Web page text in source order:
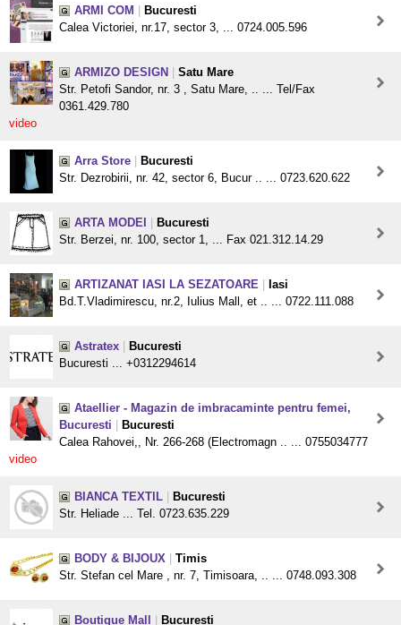
ARMI COM
Bucuresti
Calea Victoriei, nr.17, sector 3, ... 0724.005.596
ARMIZO DESIGN
Satu Mare
Str. Petofi Sandor, nr. 3 , Satu Mare, .. ... Tel/Fax
0361.429.780
video
Arra Store
Bucuresti
Str. Dezrobirii, nr. 42, sector 6, Bucur .. ... 0723.620.622
ARTA MODEI
Bucuresti
Str. Berzei, nr. 100, sector 1, ... Fax 021.312.14.29
ARTIZANAT IASI LA SEZATOARE
Iasi
Bd.T.Vladimirescu, nr.2, Iulius Mall, et .. ... 0722.111.088
Astratex
Bucuresti
Bucuresti ... +0312294614
Ataellier - Magazin de imbracaminte pentru femei,
Bucuresti
Bucuresti
Calea Rahovei,, Nr. 266-268 (Electromagn .. ... 0755034777
video
BIANCA TEXTIL
Bucuresti
Str. Heliade ... Tel. 0723.635.229
BODY & BIJOUX
Timis
Str. Stefan cel Mare , nr. 7, Timisoara, .. ... 0748.093.308
Boutique Mall Bucuresti